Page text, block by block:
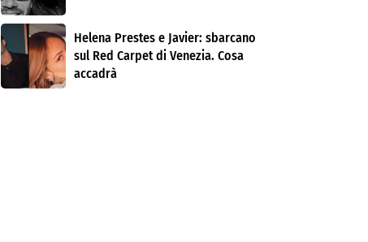
Helena Prestes e Javier: sbarcano
sul Red Carpet di Venezia. Cosa
accadrà